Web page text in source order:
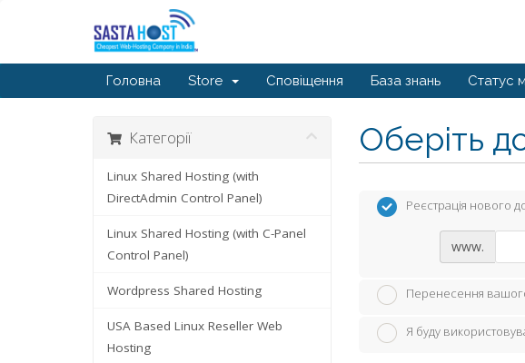
Головна Store Сповіщення База знань Статус
Оберіть
Категорії
Linux Shared Hosting (with
DirectAdmin Control Panel)
Linux Shared Hosting (with C-Panel
Control Panel)
Wordpress Shared Hosting
USA Based Linux Reseller Web
Hosting
Реєстрація нового
www.
Перенесення
Я буду